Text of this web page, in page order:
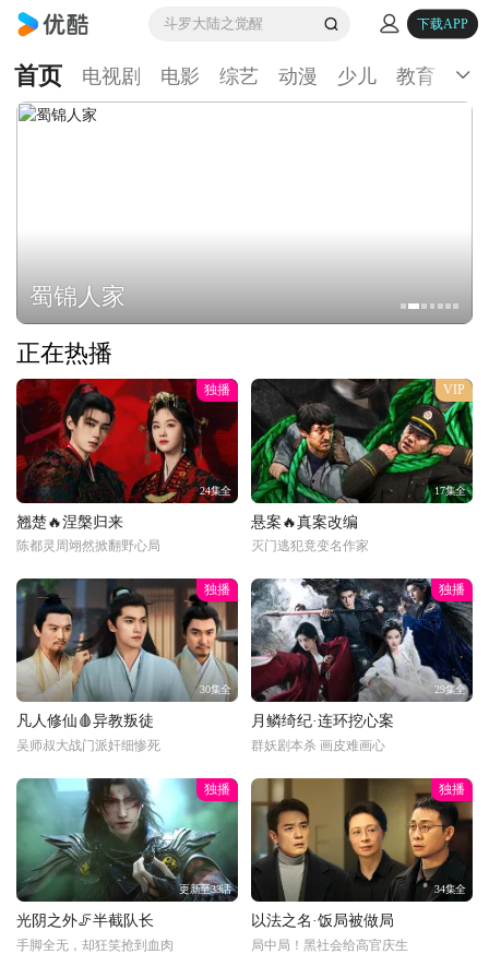
斗罗大陆之觉醒 下载APP
首页 电视剧 电影 综艺 动漫 少儿 教育 生
蜀锦人家
正在热播
独播
24集全
翘楚🔥涅槃归来
陈都灵周翊然掀翻野心局
VIP
17集全
悬案🔥真案改编
灭门逃犯竟变名作家
独播
30集全
凡人修仙🩸异教叛徒
吴师叔大战门派奸细惨死
独播
29集全
月鳞绮纪·连环挖心案
群妖剧本杀 画皮难画心
独播
更新至33话
光阴之外🦵半截队长
手脚全无，却狂笑抢到血肉
独播
34集全
以法之名·饭局被做局
局中局！黑社会给高官庆生